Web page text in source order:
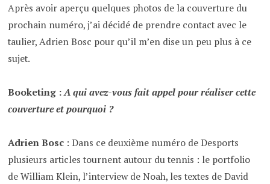
Après avoir aperçu quelques photos de la couverture du
prochain numéro, j’ai décidé de prendre contact avec le
taulier, Adrien Bosc pour qu’il m’en dise un peu plus à ce
sujet.
Booketing :A qui avez-vous fait appel pour réaliser cette
couverture et pourquoi ?
Adrien Bosc : Dans ce deuxième numéro de Desports
plusieurs articles tournent autour du tennis : le portfolio
de William Klein, l’interview de Noah, les textes de David